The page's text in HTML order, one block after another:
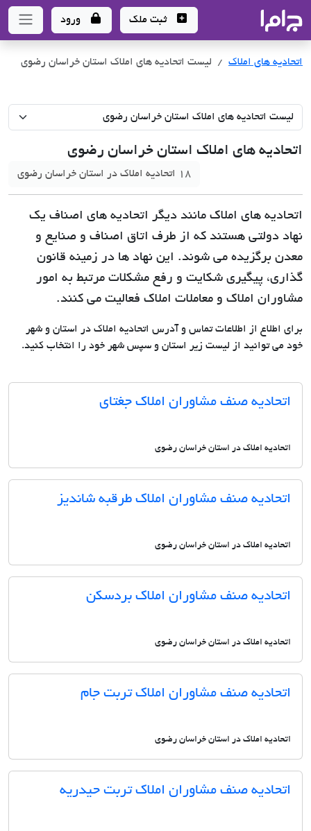
- سامانه جامع املاک و مشاورین املاک
ثبت ملک ورود
اتحادیه های املاک لیست اتحادیه های املاک استان خراسان رضوی
اتحادیه های املاک استان خراسان رضوی
18 اتحادیه املاک در استان خراسان رضوی
اتحادیه های املاک مانند دیگر اتحادیه های اصناف یک
نهاد دولتی هستند که از طرف اتاق اصناف و صنایع و
معدن برگزیده می شوند. این نهاد ها در زمینه قانون
گذاری، پیگیری شکایت و رفع مشکلات مرتبط به امور
مشاوران املاک و معاملات املاک فعالیت می کنند.
برای اطلاع از اطلاعات تماس و آدرس اتحادیه املاک در استان و شهر
خود می توانید از لیست زیر استان و سپس شهر خود را انتخاب کنید.
اتحادیه صنف مشاوران املاک جغتای
اتحادیه املاک در استان خراسان رضوی
اتحادیه صنف مشاوران املاک طرقبه شاندیز
اتحادیه املاک در استان خراسان رضوی
اتحادیه صنف مشاوران املاک بردسکن
اتحادیه املاک در استان خراسان رضوی
اتحادیه صنف مشاوران املاک تربت جام
اتحادیه املاک در استان خراسان رضوی
اتحادیه صنف مشاوران املاک تربت حیدریه